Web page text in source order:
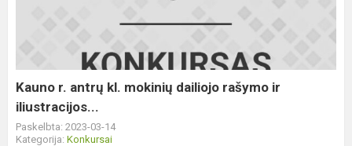
ir
iliustracijos...
Kauno r. antrų kl. mokinių dailiojo rašymo ir
iliustracijos...
Paskelbta: 2023-03-14
Kategorija: Konkursai